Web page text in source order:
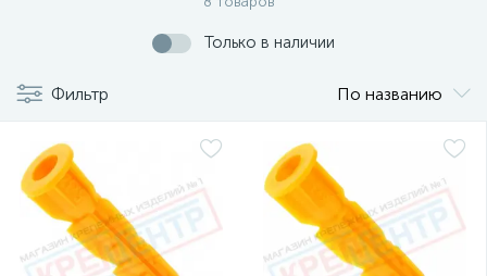
Только в наличии
Фильтр По названию